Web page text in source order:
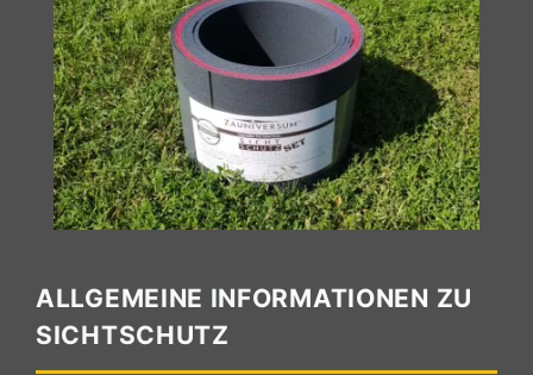
ALLGEMEINE INFORMATIONEN ZU
SICHTSCHUTZ